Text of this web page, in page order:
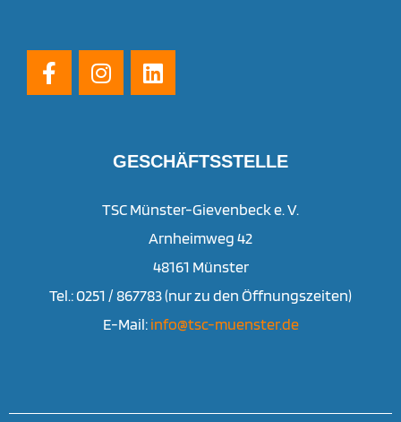
GESCHÄFTSSTELLE
TSC Münster-Gievenbeck e. V.
Arnheimweg 42
48161 Münster
Tel.: 0251 / 867783 (nur zu den Öffnungszeiten)
E-Mail:info@tsc-muenster.de